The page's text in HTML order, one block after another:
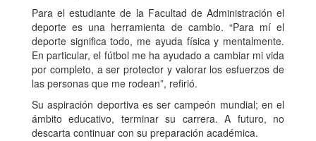
Para el estudiante de la Facultad de Administración el
deporte es una herramienta de cambio. “Para mí el
deporte significa todo, me ayuda física y mentalmente.
En particular, el fútbol me ha ayudado a cambiar mi vida
por completo, a ser protector y valorar los esfuerzos de
las personas que me rodean”, refirió.
Su aspiración deportiva es ser campeón mundial; en el
ámbito educativo, terminar su carrera. A futuro, no
descarta continuar con su preparación académica.